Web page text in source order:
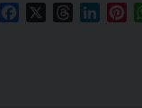
FacebookThreads